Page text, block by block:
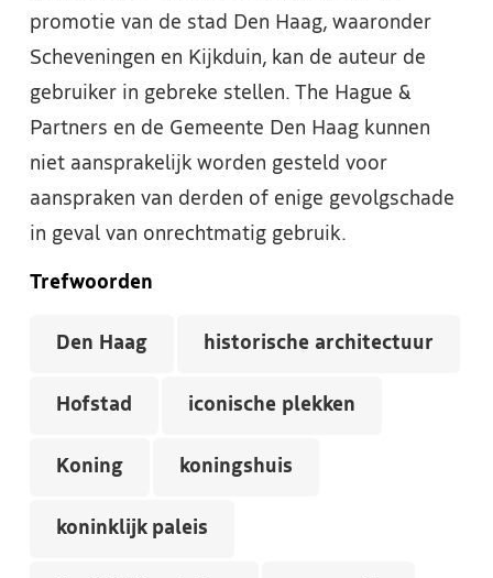
promotie van de stad Den Haag, waaronder
Scheveningen en Kijkduin, kan de auteur de
gebruiker in gebreke stellen. The Hague &
Partners en de Gemeente Den Haag kunnen
niet aansprakelijk worden gesteld voor
aanspraken van derden of enige gevolgschade
in geval van onrechtmatig gebruik.
Trefwoorden
Den Haag historische architectuur
Hofstad iconische plekken
Koning koningshuis
koninklijk paleis